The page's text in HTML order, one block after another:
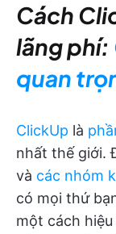
Cách
lãng phí:
quan
ClickUp là
nhất thế giới.
và các nhóm
có mọi thứ
một cách